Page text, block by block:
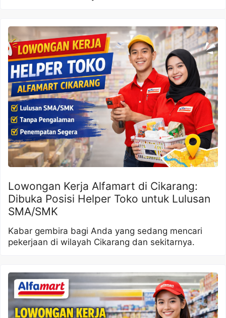
Lowongan Kerja Alfamart di Cikarang:
Dibuka Posisi Helper Toko untuk Lulusan
SMA/SMK
Kabar gembira bagi Anda yang sedang mencari
pekerjaan di wilayah Cikarang dan sekitarnya.